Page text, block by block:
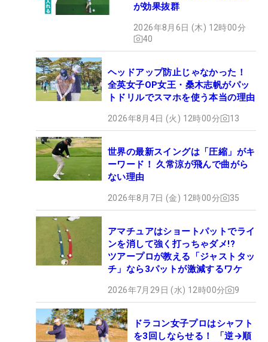
が効果抜群
2026年8月6日 (木) 12時00分
40
ヘッドアップ防止じゃなかった！
全英女子OP女王・桑木志帆がパッ
トドリルでスマホを使う本当の理由
2026年8月4日 (火) 12時00分 13
世界の最新スイングは「圧縮」がキ
ーワード！ 久常涼が飛んで曲がら
ない理由
2026年8月7日 (金) 12時00分 35
アマチュアはショートパットでライ
ンを消して強く打っちゃダメ!?
ツアープロが教える「ジャストタッ
チ」なら3パットが激減するワケ
2026年7月29日 (水) 12時00分 9
ドラコン女子プロはシャフト
を3回しならせる！ 「逆→順